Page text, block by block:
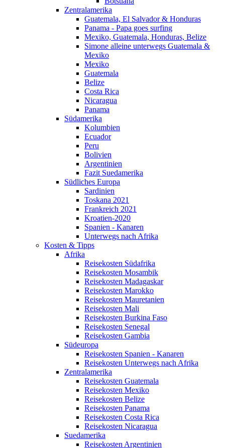
Zentralamerika
Guatemala, El Salvador & Honduras
Panama - Papa goes surfing
Mexiko, Guatemala, Honduras, Belize
Simone alleine unterwegs Guatemala &
Mexiko
Mexiko
Guatemala
Belize
Costa Rica
Nicaragua
Panama
Südamerika
Kolumbien
Ecuador
Peru
Bolivien
Argentinien
Fazit Suedamerika
Südliches Europa
Sardinien
Toskana 2021
Frankreich 2021
Kroatien-2020
Spanien - Kanaren
Unterwegs nach Afrika
Kosten & Tipps
Afrika
Reisekosten Südafrika
Reisekosten Mosambik
Reisekosten Madagaskar
Reisekosten Marokko
Reisekosten Mauretanien
Reisekosten Mali
Reisekosten Burkina Faso
Reisekosten Senegal
Reisekosten Gambia
Südeuropa
Reisekosten Spanien - Kanaren
Reisekosten Unterwegs nach Afrika
Zentralamerika
Reisekosten Guatemala
Reisekosten Mexiko
Reisekosten Belize
Reisekosten Panama
Reisekosten Costa Rica
Reisekosten Nicaragua
Suedamerika
Reisekosten Argentinien